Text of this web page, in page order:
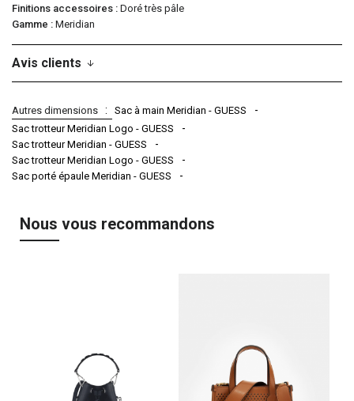
Finitions accessoires Doré très pâle
Gamme
Meridian
Avis clients
Autres dimensions
Sac à main Meridian - GUESS
Sac trotteur Meridian Logo - GUESS
Sac trotteur Meridian - GUESS
Sac trotteur Meridian Logo - GUESS
Sac porté épaule Meridian - GUESS
Nous vous recommandons